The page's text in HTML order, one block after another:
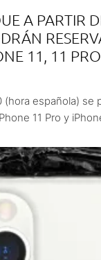
A PARTIR
11, 11
(hora española) se
11 Pro y